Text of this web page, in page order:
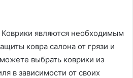
являются необходимым
ковра салона от грязи и
выбрать коврики из
в зависимости от своих